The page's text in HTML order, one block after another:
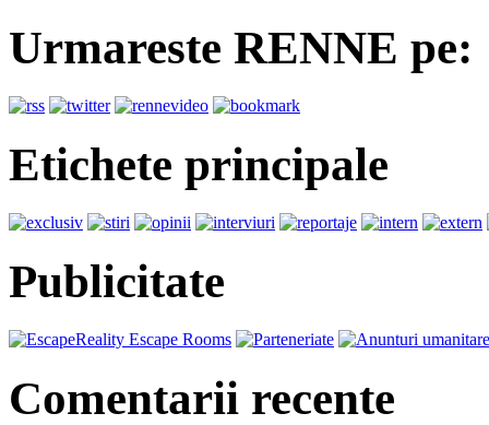
Urmareste RENNE pe:
Etichete principale
Publicitate
Comentarii recente